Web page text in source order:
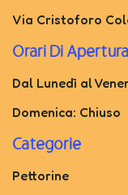
Via Cristoforo
Orari Di
Dal Lunedì al
Domenica: Chiuso
Categorie
Pettorine